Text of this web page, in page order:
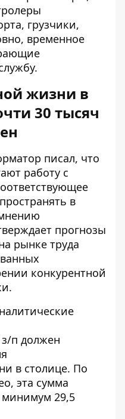
грузчики,
временное
жизни в
30 тысяч
писал, что
работу с
в
прогнозы
рынке труда
конкурентной
з/п должен
в столице. По
эта сумма
минимум 29,5